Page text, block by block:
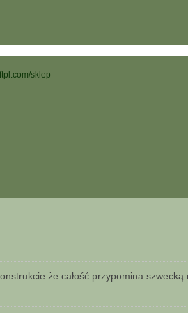
sklep
że całość przypomina